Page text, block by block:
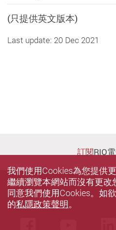
(只提供英文版本)
Last update: 20 Dec 2021
訂閱RIO
我們使用Cookies為您提供
繼續瀏覽本網站而沒有更改
同意我們使用Cookies。如
的私隱政策聲明。